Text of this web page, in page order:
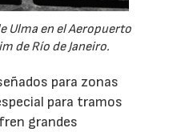
Ulma en el Aeropuerto
de Río de Janeiro.
para zonas
para tramos
grandes